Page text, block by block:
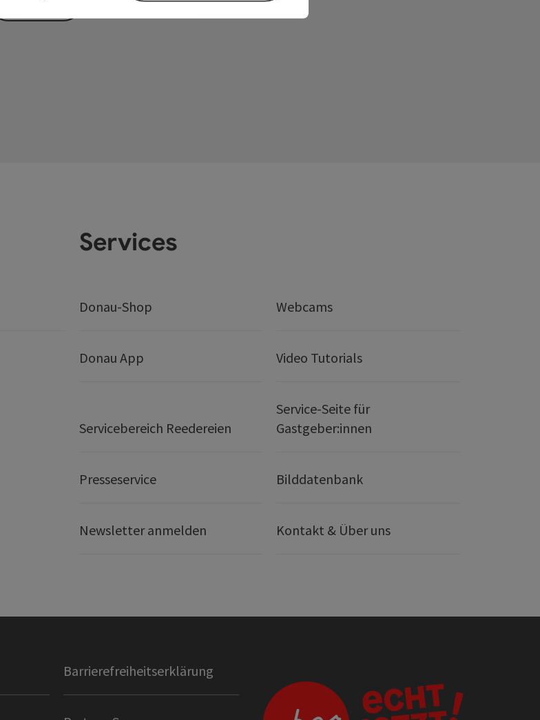
Services
Donau-Shop Webcams
Donau App Video Tutorials
Servicebereich Reedereien
Service-Seite für
Gastgeber:innen
Presseservice Bilddatenbank
Newsletter anmelden Kontakt & Über uns
Barrierefreiheitserklärung